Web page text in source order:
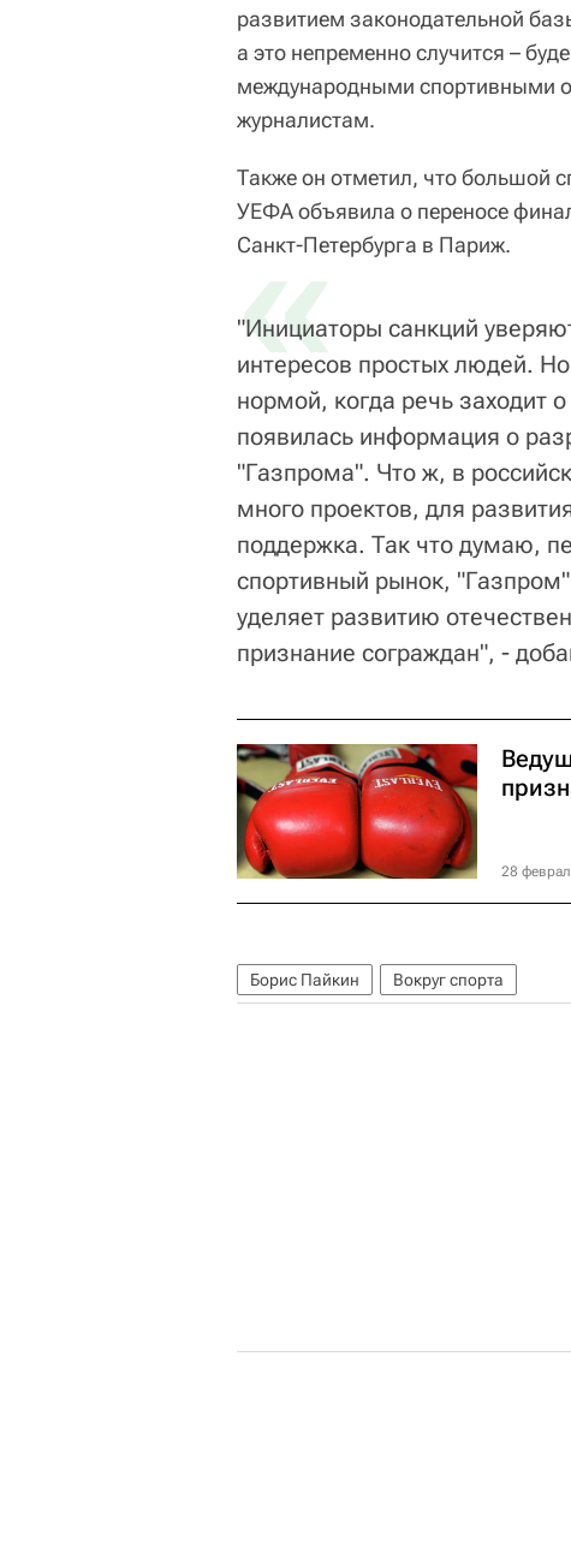
развитием законодательной
а это непременно случится –
международными спортивными
журналистам.
Также он отметил, что большой
УЕФА объявила о переносе
Санкт-Петербурга в Париж.
«
"Инициаторы санкций
интересов простых людей.
нормой, когда речь заходит
появилась информация о
"Газпрома". Что ж, в
много проектов, для
поддержка. Так что думаю,
спортивный рынок,
уделяет развитию
признание сограждан", -
28
Борис Пайкин Вокруг спорта